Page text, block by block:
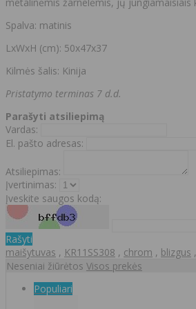
Spalva: matinis
LxWxH (cm): 50x47x37
Kilmės šalis: Kinija
Pristatymo terminas 7 d.d.
Parašyti atsiliepimą
Vardas:
El. pašto adresas:
Atsiliepimas:
Įvertinimas:
Įveskite saugos kodą:
Rašyti
maišytuvas , KR11SS308 , chrom , blizgus ,
Neseniai žiūrėtos Visos prekės
Populiari